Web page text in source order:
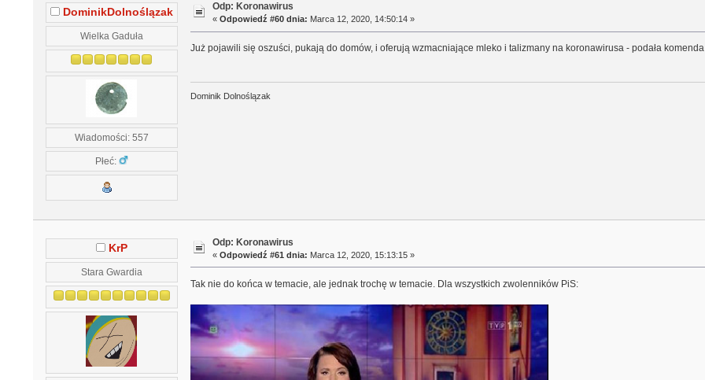
DominikDolnoślązak
Wielka Gaduła
Wiadomości: 557
Płeć:
Odp: Koronawirus
«Odpowiedź #60 dnia: Marca 12, 2020, 14:50:14 »
Już pojawili się oszuści, pukają do domów, i oferują wzmacniające mleko i talizmany na koronawirusa - podała
Dominik Dolnoślązak
KrP
Stara Gwardia
Odp: Koronawirus
«Odpowiedź #61 dnia: Marca 12, 2020, 15:13:15 »
Tak nie do końca w temacie, ale jednak trochę w temacie. Dla wszystkich zwolenników PiS: